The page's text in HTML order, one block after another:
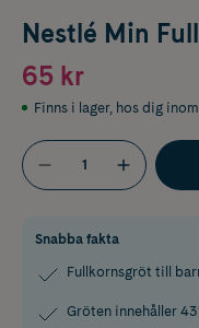
Nestlé Min
65 kr
Finns i lager, hos dig
Snabba fakta
Fullkornsgröt till
Gröten innehåller